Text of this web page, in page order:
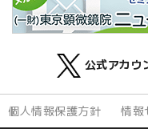
公式アカウ
個人情報保護方針 情報